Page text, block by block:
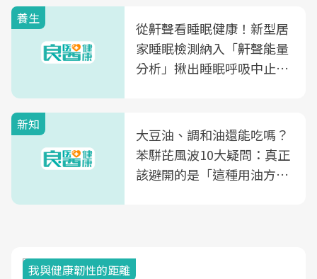
養生
從鼾聲看睡眠健康！新型居
家睡眠檢測納入「鼾聲能量
分析」揪出睡眠呼吸中止症
新知
大豆油、調和油還能吃嗎？
苯駢芘風波10大疑問：真正
該避開的是「這種用油方
我與健康韌性的距離